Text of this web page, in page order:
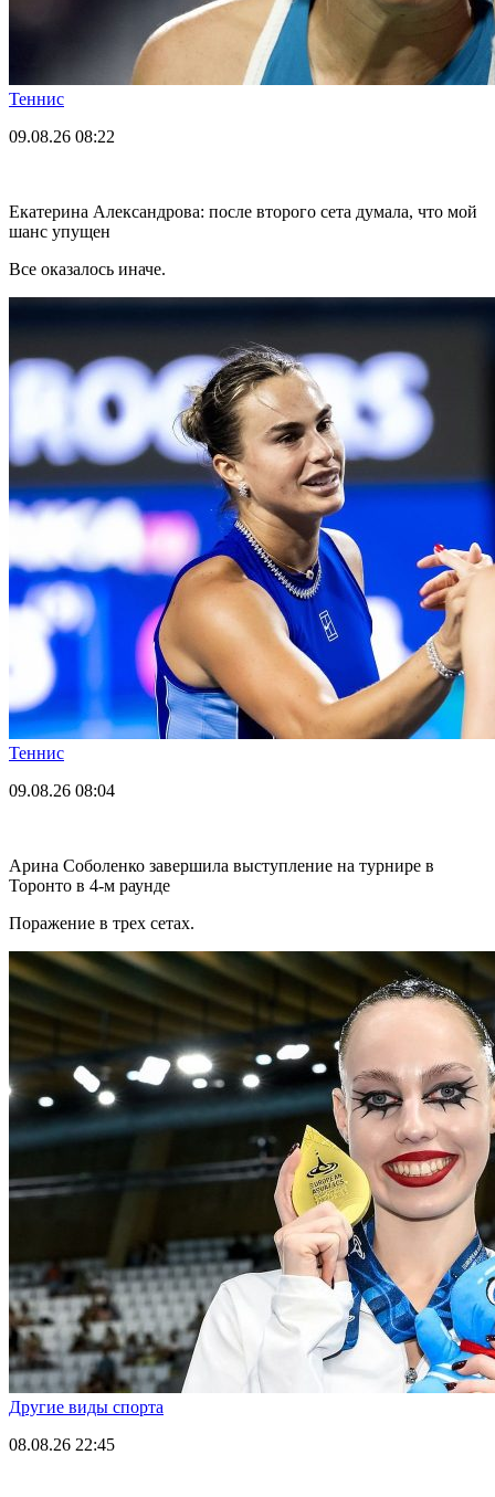
Теннис
09.08.26 08:22
Екатерина Александрова: после второго сета думала, что мой
шанс упущен
Все оказалось иначе.
Теннис
09.08.26 08:04
Арина Соболенко завершила выступление на турнире в
Торонто в 4-м раунде
Поражение в трех сетах.
Другие виды спорта
08.08.26 22:45